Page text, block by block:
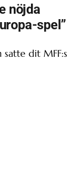
nöjda
spel”
satte dit MFF:s